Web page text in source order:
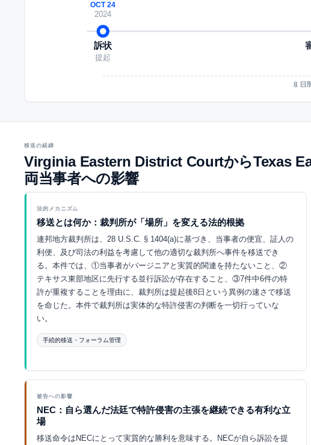
OCT 24
2024
訴状
提起
8 日
移送の経緯
Virginia Eastern District CourtからTexas
両当事者への影響
法的メカニズム
移送とは何か：裁判所が「場所」を変える法的根拠
連邦地方裁判所は、28 U.S.C. § 1404(a)に基づき、当事者の便宜、証人の
利便、及び司法の利益を考慮して他の適切な裁判所へ事件を移送でき
る。本件では、①当事者がバージニアと実質的関連を持たないこと、②
テキサス東部地区に先行する並行訴訟が存在すること、③7件中6件の特
許が重複することを理由に、裁判所は提起後8日という異例の速さで移送
を命じた。本件で裁判所は実体的な特許侵害の判断を一切行っていな
い。
手続的移送・フォーラム管理
被告への影響
NEC：自ら選んだ法廷で特許侵害の主張を継続できる有利な立
場
移送命令はNECにとって実質的な勝利を意味する。NECが自ら訴訟を提